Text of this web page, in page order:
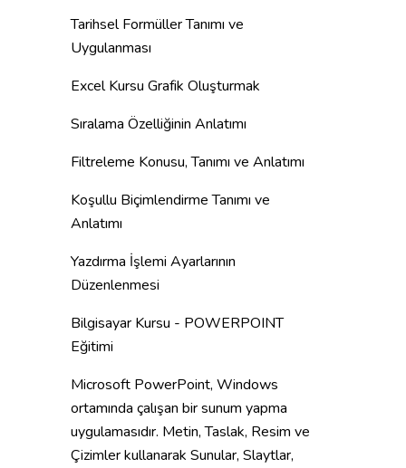
Tarihsel Formüller Tanımı ve
Uygulanması
Excel Kursu Grafik Oluşturmak
Sıralama Özelliğinin Anlatımı
Filtreleme Konusu, Tanımı ve Anlatımı
Koşullu Biçimlendirme Tanımı ve
Anlatımı
Yazdırma İşlemi Ayarlarının
Düzenlenmesi
Bilgisayar Kursu - POWERPOINT
Eğitimi
Microsoft PowerPoint, Windows
ortamında çalışan bir sunum yapma
uygulamasıdır. Metin, Taslak, Resim ve
Çizimler kullanarak Sunular, Slaytlar,